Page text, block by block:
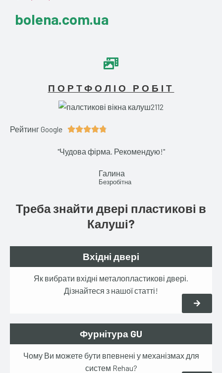
bolena.com.ua
ПОРТФОЛІО РОБІТ
Рейтинг Google 
8
5
"Чудова фірма. Рекомендую!"
Галина
Безробітна
Треба знайти двері пластикові в
Калуші?
Вхідні двері
Як вибрати вхідні металопластикові двері.
Дізнайтеся з нашої статті!
Фурнітура GU
Чому Ви можете бути впевнені у механізмах для
систем Rehau?